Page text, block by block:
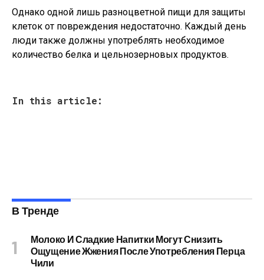
Однако одной лишь разноцветной пищи для защиты
клеток от повреждения недостаточно. Каждый день
люди также должны употреблять необходимое
количество белка и цельнозерновых продуктов.
In this article:
В Тренде
Молоко И Сладкие Напитки Могут Снизить
Ощущение Жжения После Употребления Перца
Чили